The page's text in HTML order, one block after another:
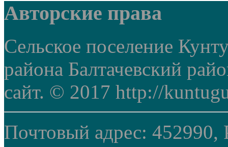
Авторские права
Сельское поселение
района Балтачевский
сайт. © 2017 http://
Почтовый адрес: 452990,